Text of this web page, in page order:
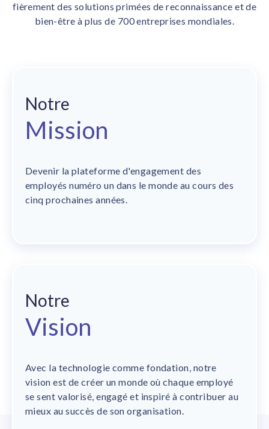
fièrement des solutions primées de reconnaissance et de
bien-être à plus de 700 entreprises mondiales.
Notre
Mission
Devenir la plateforme d'engagement des
employés numéro un dans le monde au cours des
cinq prochaines années.
Notre
Vision
Avec la technologie comme fondation, notre
vision est de créer un monde où chaque employé
se sent valorisé, engagé et inspiré à contribuer au
mieux au succès de son organisation.